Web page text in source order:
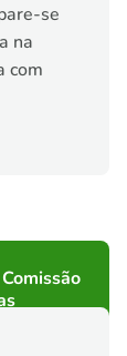
se
na
com